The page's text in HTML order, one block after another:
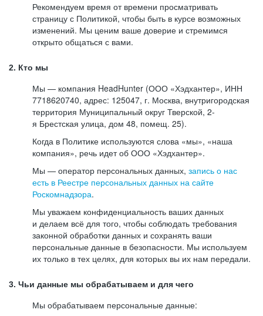
Рекомендуем время от времени просматривать
страницу с Политикой, чтобы быть в курсе возможных
изменений. Мы ценим ваше доверие и стремимся
открыто общаться с вами.
2. Кто мы
Мы — компания HeadHunter (ООО «Хэдхантер», ИНН
7718620740, адрес: 125047, г. Москва, внутригородская
территория Муниципальный округ Тверской, 2-
я Брестская улица, дом 48, помещ. 25).
Когда в Политике используются слова «мы», «наша
компания», речь идет об ООО «Хэдхантер».
Мы — оператор персональных данных, запись о нас
есть в Реестре персональных данных на сайте
Роскомнадзора.
Мы уважаем конфиденциальность ваших данных
и делаем всё для того, чтобы соблюдать требования
законной обработки данных и сохранять ваши
персональные данные в безопасности. Мы используем
их только в тех целях, для которых вы их нам передали.
3. Чьи данные мы обрабатываем и для чего
Мы обрабатываем персональные данные: